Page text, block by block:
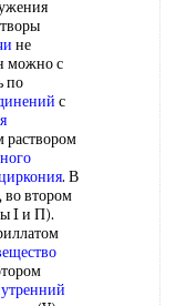
не
можно с
по
с
раствором
. В
, во втором
I и П).